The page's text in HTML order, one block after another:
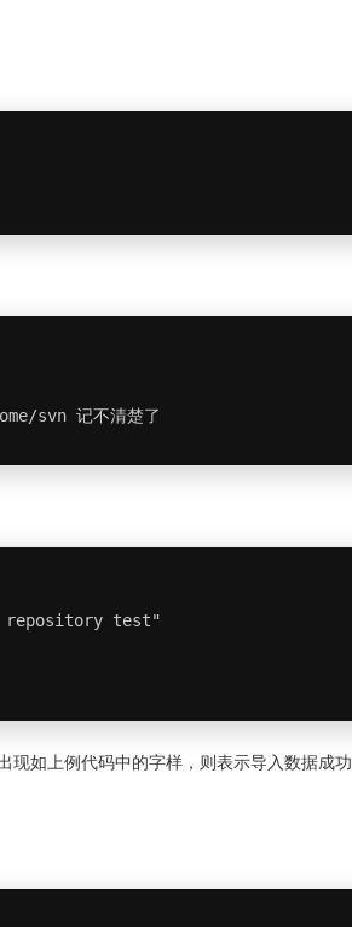
svn 记不清楚了
test"
如上例代码中的字样，则表示导入数据成功